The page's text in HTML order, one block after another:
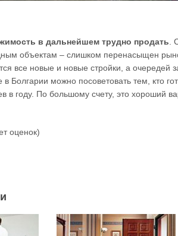
в дальнейшем трудно продать.
объектам – слишком перенасыщен
все новые и новые стройки, а очередей
Болгарии можно посоветовать тем, кто
в году. По большому счету, это хороший
оценок)